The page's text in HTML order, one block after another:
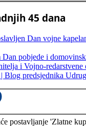
45 dana
Dan vojne
Dan pobjede i
i Vojno-redarstvene
Blog predsjednika
postavljanje 'Zlatne